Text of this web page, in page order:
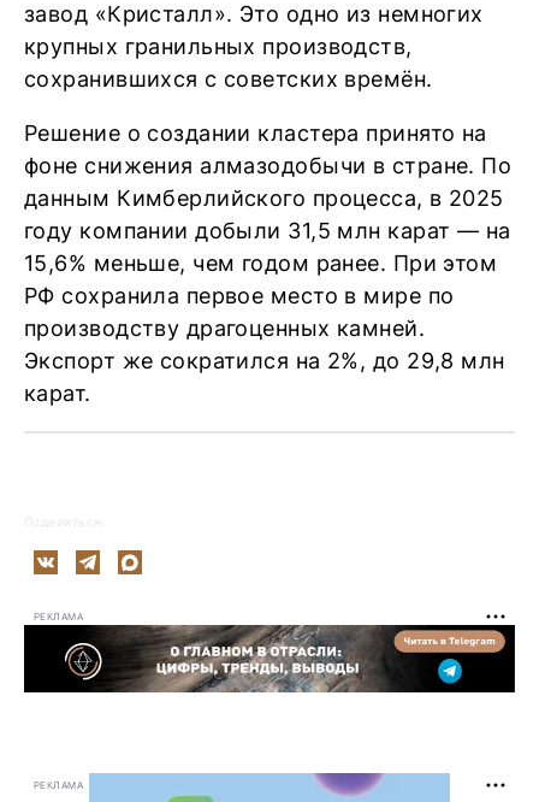
завод «Кристалл». Это одно из немногих
крупных гранильных производств,
сохранившихся с советских времён.
Решение о создании кластера принято на
фоне снижения алмазодобычи в стране. По
данным Кимберлийского процесса, в 2025
году компании добыли 31,5 млн карат — на
15,6% меньше, чем годом ранее. При этом
РФ сохранила первое место в мире по
производству драгоценных камней.
Экспорт же сократился на 2%, до 29,8 млн
карат.
Поделиться:
РЕКЛАМА
РЕКЛАМА